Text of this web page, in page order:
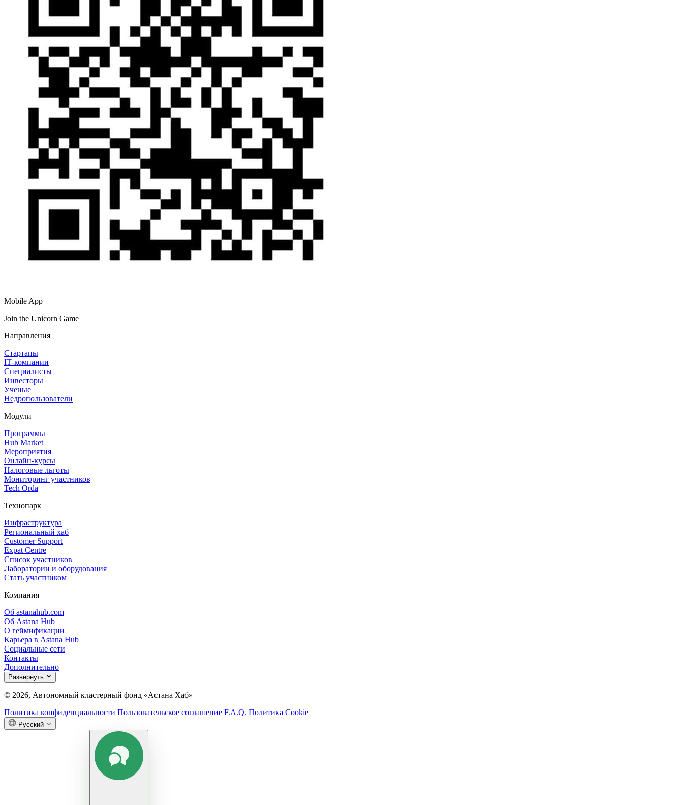
Mobile App
Join the Unicorn Game
Направления
Стартапы
IT‑компании
Специалисты
Инвесторы
Ученые
Недропользователи
Модули
Программы
Hub Market
Мероприятия
Онлайн‑курсы
Налоговые льготы
Мониторинг участников
Tech Orda
Технопарк
Инфраструктура
Региональный хаб
Customer Support
Expat Centre
Список участников
Лаборатории и оборудования
Стать участником
Компания
Об astanahub.com
Об Astana Hub
О геймификации
Карьера в Astana Hub
Социальные сети
Контакты
Дополнительно
Развернуть
© 2026, Автономный кластерный фонд «Астана Хаб»
Политика конфиденциальности Пользовательское соглашение F.A.Q. Политика Cookie
Русский